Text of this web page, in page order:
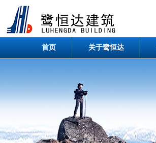
首页 关于鹭恒达